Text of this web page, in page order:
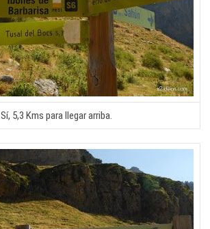
Sí, 5,3 Kms para llegar arriba.